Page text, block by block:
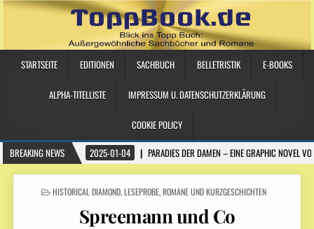
STARTSEITE EDITIONEN SACHBUCH BELLETRISTIK E-BOOKS
ALPHA-TITELLISTE IMPRESSUM U. DATENSCHUTZERKLÄRUNG
COOKIE POLICY
BREAKING NEWS
2025-01-04 PARADIES DER DAMEN – EINE GRAPHIC NOVEL
POSTED IN
HISTORICAL DIAMOND,LESEPROBE,ROMANE UND KURZGESCHICHTEN
Spreemann und Co